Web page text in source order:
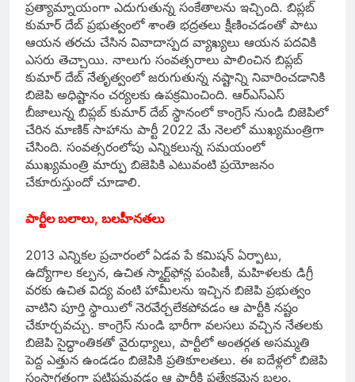
ప్రత్యామ్నాయంగా ఎదుగుతున్న సంకేతాలను ఇచ్చింది. బిప్లబ్‌
కుమార్‌ దేబ్‌ ప్రభుత్వంలో శాంతి భద్రతలు క్షీణించడంతో పాటు
ఆయన తరచు చేసిన వివాదాస్పద వ్యాఖ్యలు ఆయన పదవికి
ఎసరు తెచ్చాయి. నాలుగు సంవత్సరాలు పాలించిన బిప్లబ్‌
కుమార్‌ దేబ్‌ నేతృత్వంలో జరుగుతున్న నష్టాన్ని నివారించడానికి
బిజెపి అధిష్టానం చర్యలకు ఉపక్రమించింది. ఆర్‌ఎస్‌ఎస్‌
బీజాలున్న బిప్లబ్‌ కుమార్‌ దేబ్‌ స్థానంలో కాంగ్రెస్‌ నుండి బిజెపిలో
చేరిన మాణిక్‌ సాహాను పార్టీ 2022 మే నెలలో ముఖ్యమంత్రిగా
చేసింది. సంవత్సరంలోపు ఎన్నికలున్న సమయంలో
ముఖ్యమంత్రి మార్పు బిజెపికి ఎటువంటి ప్రయోజనం
చేకూరుస్తుందో చూడాలి.
పార్టీల బలాలు, బలహీనతలు
2013 ఎన్నికల ప్రచారంలో ఏడవ పే కమిషన్‌ ఏర్పాటు,
ఉద్యోగాల కల్పన, ఉచిత స్మార్ట్‌ఫోన్ల పంపిణీ, మహిళలకు డిగ్రీ
వరకు ఉచిత విద్య వంటి హామీలను ఇచ్చిన బిజెపి ప్రభుత్వం
వాటిని పూర్తి స్థాయిలో నెరవేర్చలేకపోవడం ఆ పార్టీకి నష్టం
చేకూర్చవచ్చు. కాంగ్రెస్‌ నుండి భారీగా వలసలు వచ్చిన నేతలకు
బిజెపి సైద్ధాంతికతో వైరుధ్యాలు, పార్టీలో అంతర్గత అసమ్మతి
పెద్ద ఎత్తున ఉండడం బిజెపికి ప్రతికూలతలు. ఈ ఐదేళ్లలో బిజెపి
సంస్థాగతంగా పటిష్టమవడం ఆ పార్టీకి ప్రత్యేకమైన బలం.